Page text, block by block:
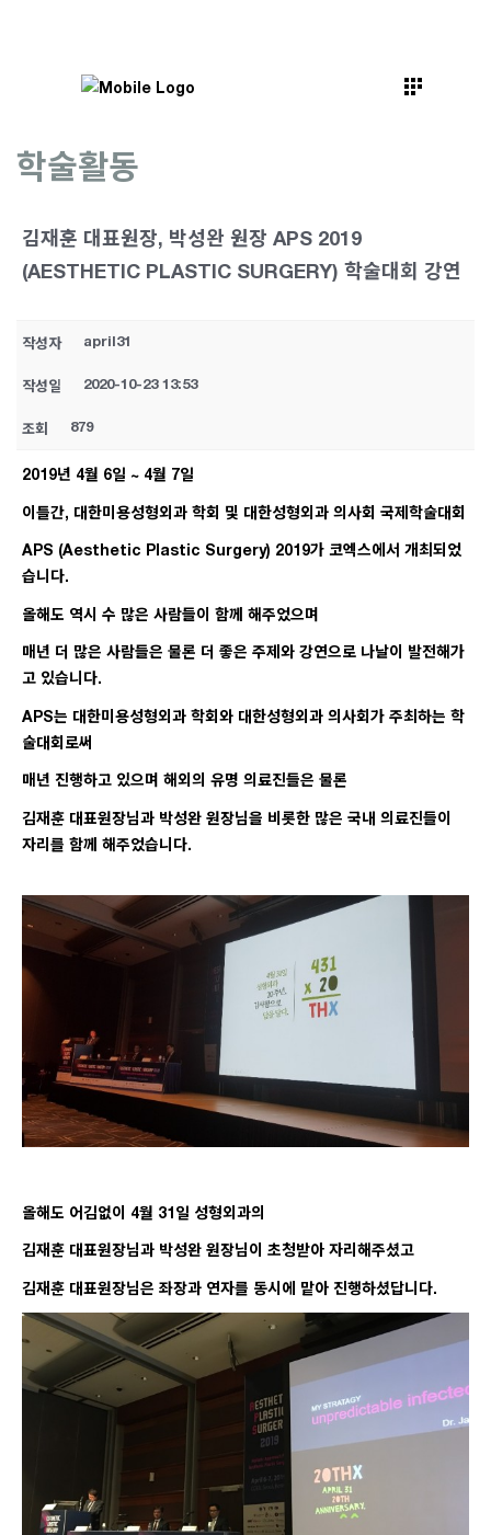
학술활동
김재훈 대표원장, 박성완 원장 APS 2019
(AESTHETIC PLASTIC SURGERY) 학술대회 강연
작성자 april31
작성일 2020-10-23 13:53
조회 879
2019년 4월 6일 ~ 4월 7일
이틀간, 대한미용성형외과 학회 및 대한성형외과 의사회 국제학술대회
APS (Aesthetic Plastic Surgery) 2019가 코엑스에서 개최되었
습니다.
올해도 역시 수 많은 사람들이 함께 해주었으며
매년 더 많은 사람들은 물론 더 좋은 주제와 강연으로 나날이 발전해가
고 있습니다.
APS는 대한미용성형외과 학회와 대한성형외과 의사회가 주최하는 학
술대회로써
매년 진행하고 있으며 해외의 유명 의료진들은 물론
김재훈 대표원장님과 박성완 원장님을 비롯한 많은 국내 의료진들이
자리를 함께 해주었습니다.
올해도 어김없이 4월 31일 성형외과의
김재훈 대표원장님과 박성완 원장님이 초청받아 자리해주셨고
김재훈 대표원장님은 좌장과 연자를 동시에 맡아 진행하셨답니다.